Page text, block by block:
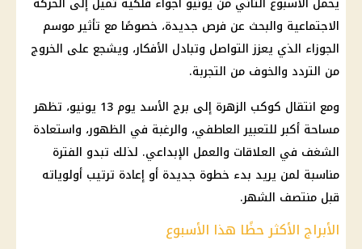
الاجتماعية والبحث عن فرص جديدة، خصوصًا مع تأثير موسم
الجوزاء الذي يعزز التواصل وتبادل الأفكار، ويشجع على الخروج
من التردد والخوف من التجربة.
ومع انتقال كوكب الزهرة إلى برج الأسد يوم 13 يونيو، تظهر
مساحة أكبر للتعبير العاطفي، والرغبة في الظهور، واستعادة
الشغف في العلاقات والعمل الإبداعي. لذلك تبدو الفترة
مناسبة لمن يريد بدء خطوة جديدة أو إعادة ترتيب أولوياته
قبل منتصف الشهر.
الأبراج الأكثر حظًا هذا الأسبوع